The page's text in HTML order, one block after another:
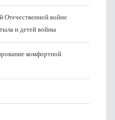
Отечественной войне
и детей войны
комфортной